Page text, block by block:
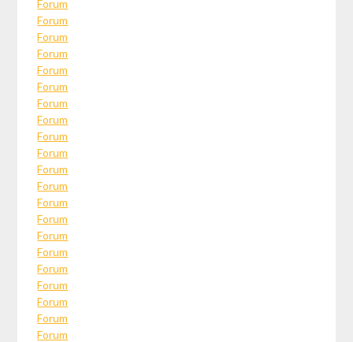
Forum
Forum
Forum
Forum
Forum
Forum
Forum
Forum
Forum
Forum
Forum
Forum
Forum
Forum
Forum
Forum
Forum
Forum
Forum
Forum
Forum